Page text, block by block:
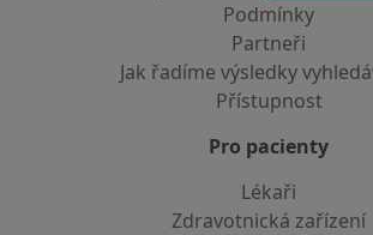
Podmínky
Partneři
Jak řadíme výsledky
Přístupnost
Pro pacienty
Lékaři
Zdravotnická zařízení